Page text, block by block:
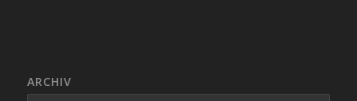
ARCHIV